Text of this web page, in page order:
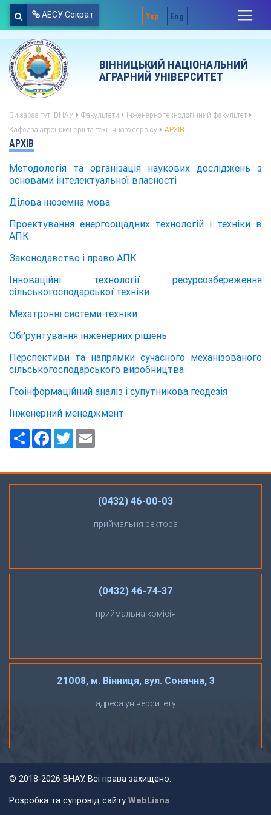
АЕСУ Сократ Укр Eng
ВІННИЦЬКИЙ НАЦІОНАЛЬНИЙ
АГРАРНИЙ УНІВЕРСИТЕТ
Ви зараз тут: ВНАУ Факультети
Інженерно-технологічний факультет
Кафедра агроінженерії та технічного сервісу
АРХІВ
АРХІВ
Методологія та організація наукових досліджень з
основами інтелектуальної власності
Ділова іноземна мова
Проектування енергоощадних технологій і техніки в
АПК
Законодавство і право АПК
Інноваційні технології ресурсозбереження
сільськогосподарської техніки
Мехатронні системи техніки
Обґрунтування інженерних рішень
Перспективи та напрямки сучасного механізованого
сільськогосподарського виробництва
Геоінформаційний аналіз і супутникова геодезія
Інженерний менеджмент
РесурсFacebook
Twitter
(0432) 46-00-03
приймальня ректора
(0432) 46-74-37
приймальна комісія
21008, м. Вінниця, вул. Сонячна, 3
адреса університету
© 2018-2026 ВНАУ. Всі права захищено.
Розробка та супровід сайту WebLiana